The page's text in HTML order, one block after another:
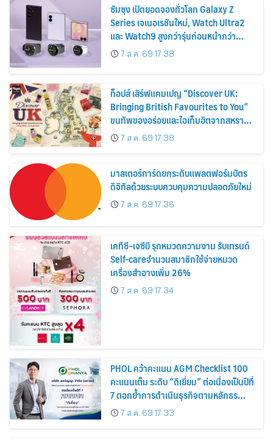
ซัมซุง เปิดยอดจองทั่วโลก Galaxy Z
Series เจเนอเรชันใหม่, Watch Ultra2
และ Watch9 สูงกว่ารุ่นก่อนหน้ากว่า
30%7 ส.ค. 69 17:38
ท็อปส์ เสิร์ฟแคมเปญ “Discover UK:
Bringing British Favourites to You”
ขนทัพของอร่อยและไอเท็มฮิตจากสหราช
อาณาจักร ส่งตรงถึงมือตั้งแต่วันนี้ – 18
สิงหาคมนี้
7 ส.ค. 69 17:38
มาสเตอร์การ์ดยกระดับแพลตฟอร์มบัตร
ดิจิทัลด้วยระบบควบคุมความปลอดภัยใหม่
7 ส.ค. 69 17:36
เคทีซี–เจซีบี รุกหมวดความงาม รับเทรนด์
Self-careจำนวนสมาชิกใช้จ่ายหมวด
เครื่องสำอางเพิ่ม 26%
7 ส.ค. 69 17:34
PHOL คว้าคะแนน AGM Checklist 100
คะแนนเต็ม ระดับ “ดีเยี่ยม” ต่อเนื่องเป็นปีที่
7 ตอกย้ำการดำเนินธุรกิจตามหลักธร
รมาภิบาล โปร่งใส สร้างความเชื่อมั่นผู้ถือ
หุ้น
7 ส.ค. 69 17:33